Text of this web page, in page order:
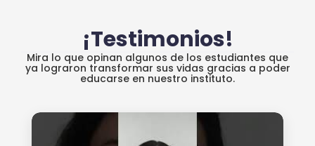
¡Testimonios!
Mira lo que opinan algunos de los estudiantes que
ya lograron transformar sus vidas gracias a poder
educarse en nuestro instituto.